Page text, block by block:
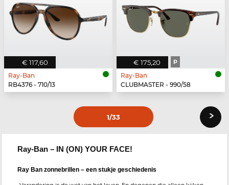
€ 117,60
Ray-Ban
RB4376 - 710/13
€ 175,20 P
Ray-Ban
CLUBMASTER - 990/58
1/33 ›
Ray-Ban – IN (ON) YOUR FACE!
Ray Ban zonnebrillen – een stukje geschiedenis